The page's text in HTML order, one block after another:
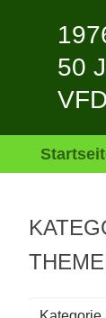
50
Kategorien